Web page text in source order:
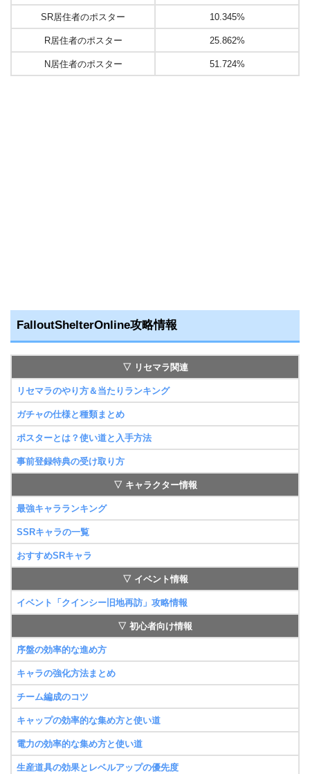
SR居住者のポスター 10.345%
R居住者のポスター 25.862%
N居住者のポスター 51.724%
FalloutShelterOnline攻略情報
▽ リセマラ関連
リセマラのやり方＆当たりランキング
ガチャの仕様と種類まとめ
ポスターとは？使い道と入手方法
事前登録特典の受け取り方
▽ キャラクター情報
最強キャラランキング
SSRキャラの一覧
おすすめSRキャラ
▽ イベント情報
イベント「クインシー旧地再訪」攻略情報
▽ 初心者向け情報
序盤の効率的な進め方
キャラの強化方法まとめ
チーム編成のコツ
キャップの効率的な集め方と使い道
電力の効率的な集め方と使い道
生産道具の効果とレベルアップの優先度